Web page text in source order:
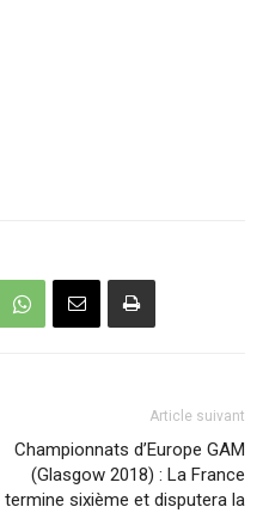
Article suivant
Championnats d’Europe GAM
(Glasgow 2018) : La France
termine sixième et disputera la